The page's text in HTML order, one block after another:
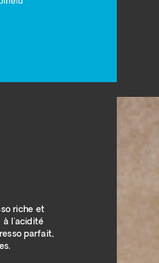
riche et
à l'acidité
parfait,